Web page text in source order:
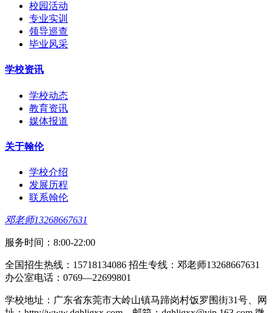
校园活动
专业实训
领导巡查
毕业风采
学校资讯
学校动态
教育资讯
媒体报道
关于翰伦
学校介绍
发展历程
联系翰伦
邓老师13268667631
服务时间：8:00-22:00
全国招生热线：15718134086 招生专线：邓老师13268667631
办公室电话：0769—22699801
学校地址：广东省东莞市大岭山镇马蹄岗村饭罗围街31号、网